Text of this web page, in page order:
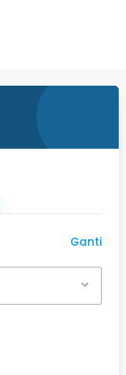
Ganti